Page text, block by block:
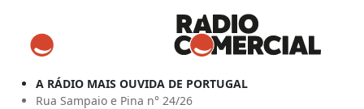
A RÁDIO MAIS OUVIDA DE PORTUGAL
Rua Sampaio e Pina n° 24/26